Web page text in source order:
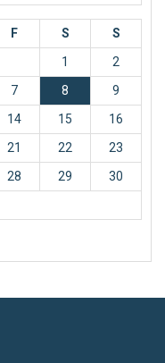
F S
S
1
2
7 8
9
14 15
16
21 22
23
28 29
30